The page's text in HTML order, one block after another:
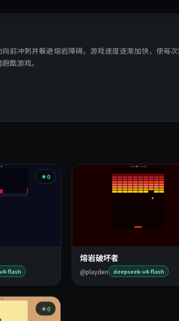
前冲刺并躲避熔岩障碍。游戏速度逐渐加快，使每
酷游戏。
0
flash
熔岩破坏者
@playden deepseek-v4-flash
0